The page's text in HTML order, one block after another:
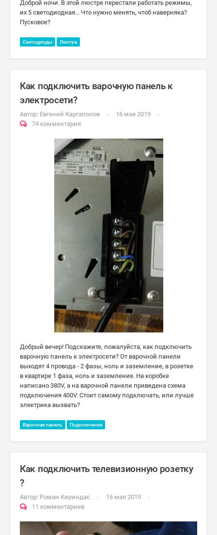
Доброй ночи. В этой люстре перестали работать режимы,
их 5 светодиодная... Что нужно менять, чтоб наверняка?
Пусковое?
Светодиоды Люстра
Как подключить варочную панель к
электросети?
Автор: Евгений Каргаполов
16 мая 2019
74 комментария
Добрый вечер! Подскажите, пожалуйста, как подключить
варочную панель к электросети? От варочной панели
выходят 4 провода - 2 фазы, ноль и заземление, в розетке
в квартире 1 фаза, ноль и заземление. На коробке
написано 380V, а на варочной панели приведена схема
подключения 400V. Стоит самому подключать, или лучше
электрика вызвать?
Варочная панель Подключение
Как подключить телевизионную розетку
?
Автор: Роман Кириндас
16 мая 2019
11 комментариев